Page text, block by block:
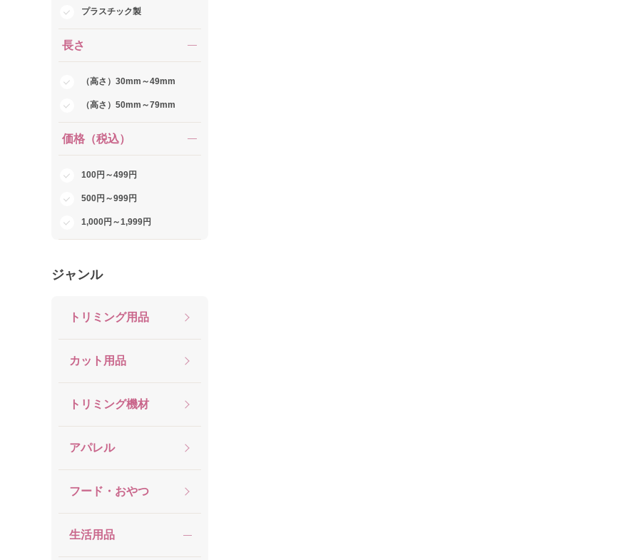
プラスチック製
長さ
（高さ）30mm～49mm
（高さ）50mm～79mm
価格（税込）
100円～499円
500円～999円
1,000円～1,999円
ジャンル
トリミング用品
カット用品
トリミング機材
アパレル
フード・おやつ
生活用品